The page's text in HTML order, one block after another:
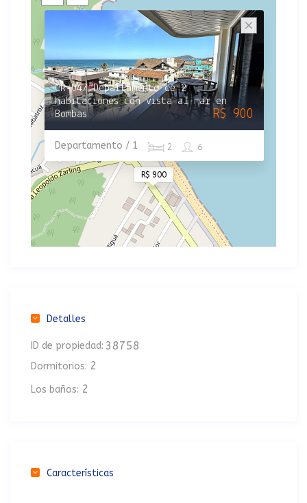
R$ 900
CR-047 Departamento de 2
habitaciones con vista al mar en
Bombas
Departamento / 1 6
2
R$ 900
Detalles
ID de propiedad: 38758
Dormitorios: 2
Los baños: 2
Características